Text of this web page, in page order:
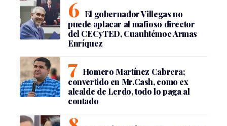
El gobernador Villegas no
puede aplacar al mafioso director
del CECyTED, Cuauhtémoc Armas
Enríquez
Homero Martínez Cabrera;
convertido en Mr.Cash, como ex
alcalde de Lerdo, todo lo paga al
contado